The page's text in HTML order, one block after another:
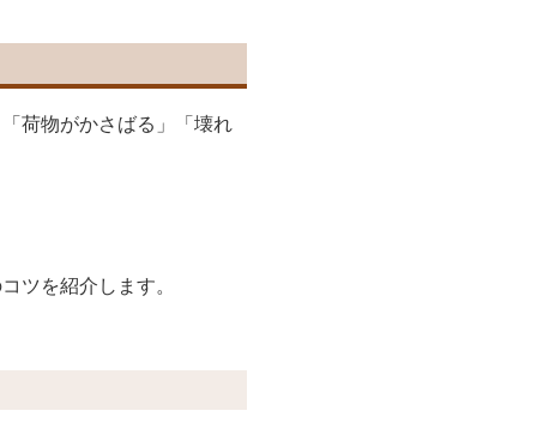
荷物がかさばる」「壊れ
ツを紹介します。